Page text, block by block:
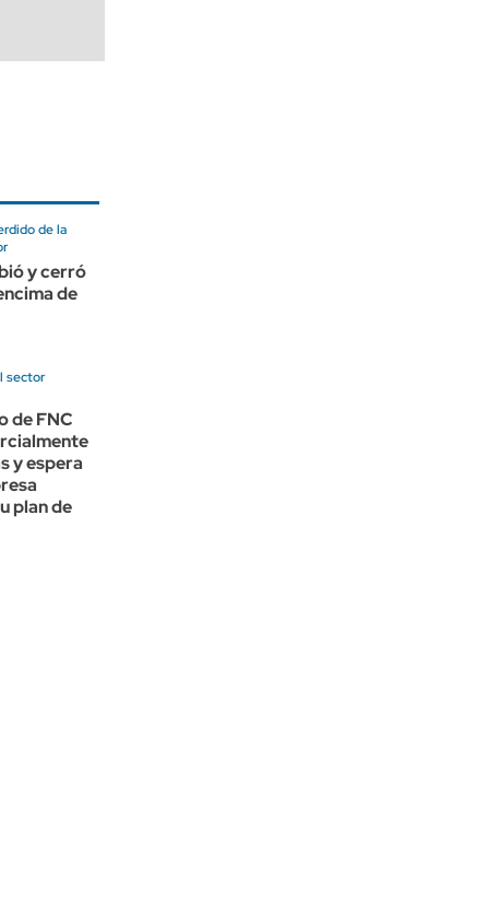
de la
y cerró
de
sector
de FNC
y espera
plan de